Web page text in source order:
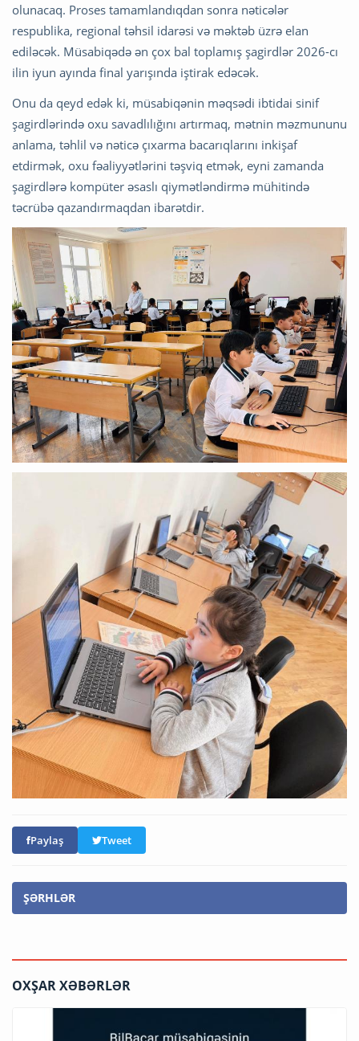
olunacaq. Proses tamamlandıqdan sonra nəticələr
respublika, regional təhsil idarəsi və məktəb üzrə elan
ediləcək. Müsabiqədə ən çox bal toplamış şagirdlər 2026-cı
ilin iyun ayında final yarışında iştirak edəcək.
Onu da qeyd edək ki, müsabiqənin məqsədi ibtidai sinif
şagirdlərində oxu savadlılığını artırmaq, mətnin məzmununu
anlama, təhlil və nəticə çıxarma bacarıqlarını inkişaf
etdirmək, oxu fəaliyyətlərini təşviq etmək, eyni zamanda
şagirdlərə kompüter əsaslı qiymətləndirmə mühitində
təcrübə qazandırmaqdan ibarətdir.
Paylaş Tweet
ŞƏRHLƏR
OXŞAR XƏBƏRLƏR